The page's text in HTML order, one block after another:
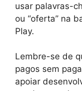
usar palavras-
ou “oferta” na
Play.
Lembre-se de
pagos sem
apoiar